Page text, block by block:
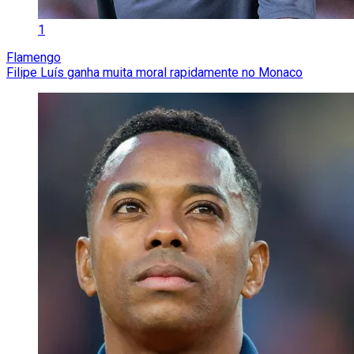
1
Flamengo
Filipe Luís ganha muita moral rapidamente no Monaco